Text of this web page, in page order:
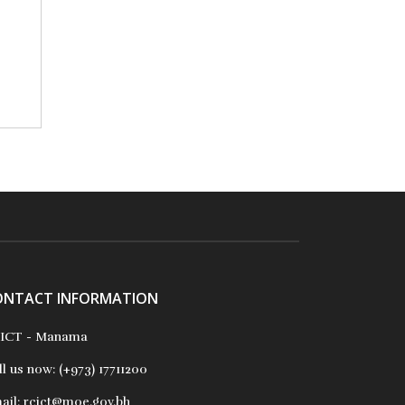
INFORMATION
- Manama
us now: (+973) 17711200
rcict@moe.gov.bh